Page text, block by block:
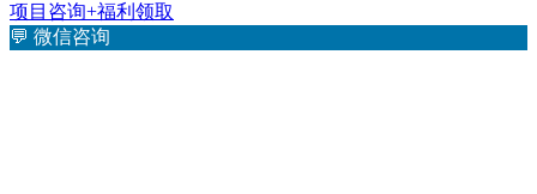
项目咨询+福利领取
💬 微信咨询